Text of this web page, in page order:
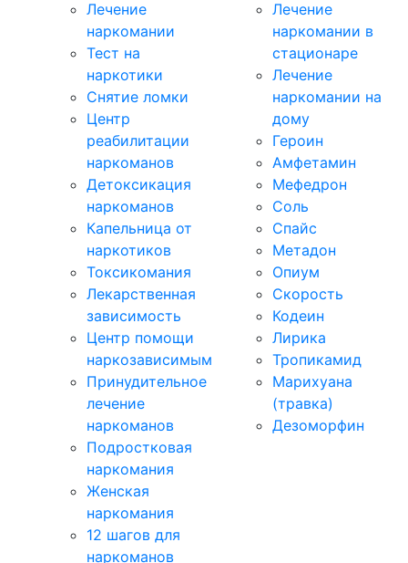
Лечение
наркомании
Тест на
наркотики
Снятие ломки
Центр
реабилитации
наркоманов
Детоксикация
наркоманов
Капельница от
наркотиков
Токсикомания
Лекарственная
зависимость
Центр помощи
наркозависимым
Принудительное
лечение
наркоманов
Подростковая
наркомания
Женская
наркомания
12 шагов для
наркоманов
Лечение
наркомании в
стационаре
Лечение
наркомании на
дому
Героин
Амфетамин
Мефедрон
Соль
Спайс
Метадон
Опиум
Скорость
Кодеин
Лирика
Тропикамид
Марихуана
(травка)
Дезоморфин